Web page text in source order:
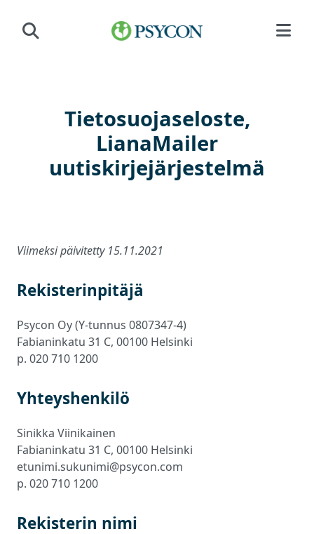
Tietosuojaseloste,
LianaMailer
uutiskirjejärjestelmä
Viimeksi päivitetty 15.11.2021
Rekisterinpitäjä
Psycon Oy (Y-tunnus 0807347-4)
Fabianinkatu 31 C, 00100 Helsinki
p. 020 710 1200
Yhteyshenkilö
Sinikka Viinikainen
Fabianinkatu 31 C, 00100 Helsinki
etunimi.sukunimi@psycon.com
p. 020 710 1200
Rekisterin nimi